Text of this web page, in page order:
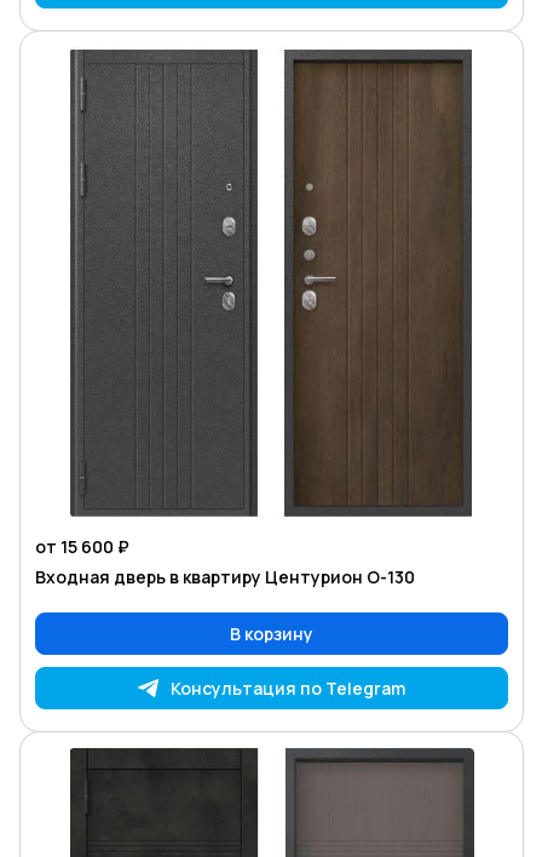
от 15 600 ₽
Входная дверь в квартиру Центурион O-130
В корзину
Консультация по Telegram